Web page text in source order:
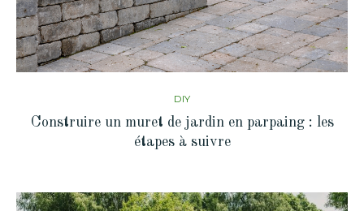
DIY
Construire un muret de jardin en parpaing : les
étapes à suivre